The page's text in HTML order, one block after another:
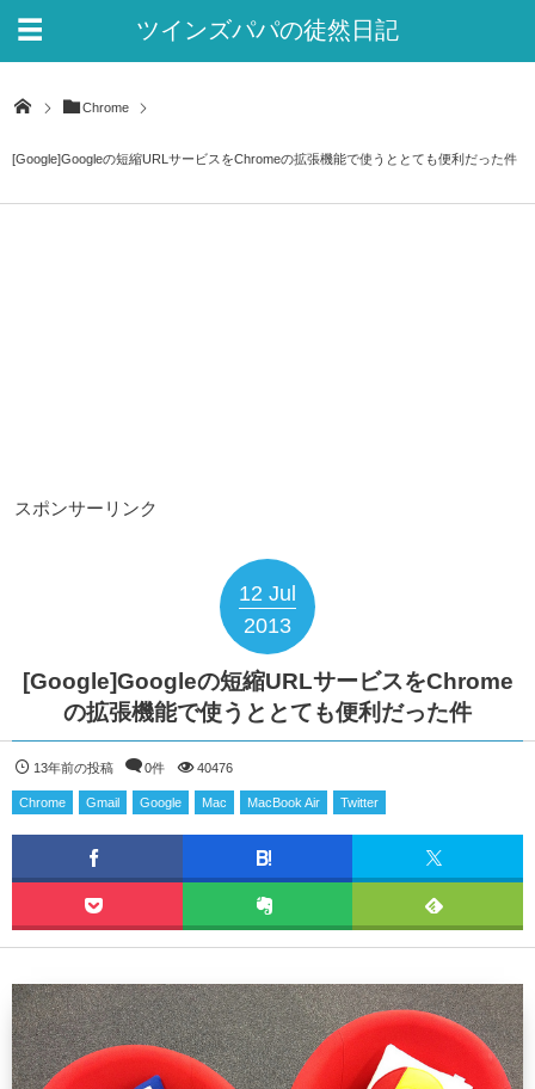
ツインズパパの徒然日記
Chrome
[Google]Googleの短縮URLサービスをChromeの拡張機能で使うととても便利だった件
スポンサーリンク
12 Jul
2013
[Google]Googleの短縮URLサービスをChrome
の拡張機能で使うととても便利だった件
13年前の投稿 0件 40476
Chrome Gmail Google Mac MacBook Air Twitter